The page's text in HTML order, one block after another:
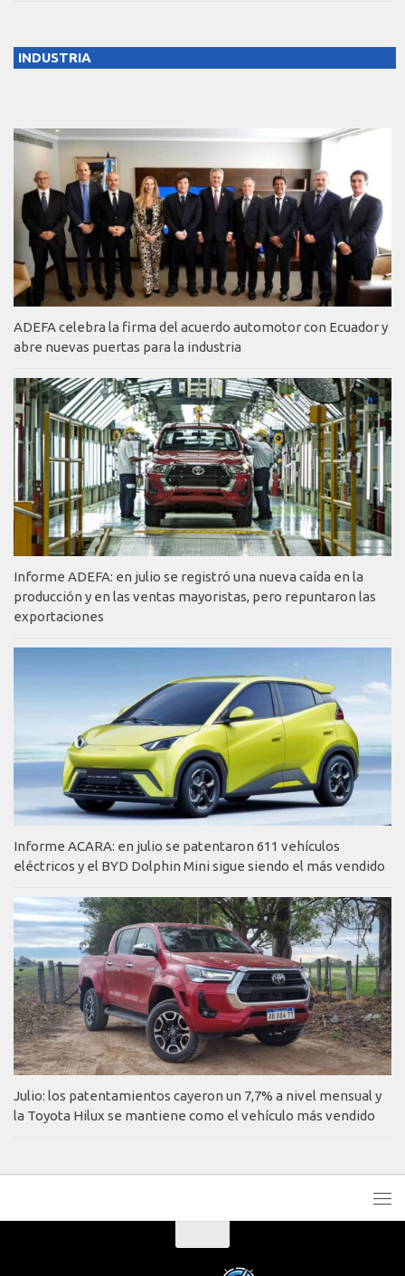
INDUSTRIA
ADEFA celebra la firma del acuerdo automotor con Ecuador y
abre nuevas puertas para la industria
Informe ADEFA: en julio se registró una nueva caída en la
producción y en las ventas mayoristas, pero repuntaron las
exportaciones
Informe ACARA: en julio se patentaron 611 vehículos
eléctricos y el BYD Dolphin Mini sigue siendo el más vendido
Julio: los patentamientos cayeron un 7,7% a nivel mensual y
la Toyota Hilux se mantiene como el vehículo más vendido